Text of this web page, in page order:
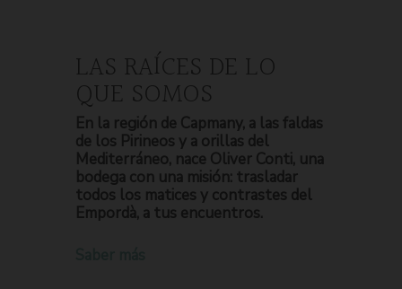
LAS RAÍCES DE LO
QUE SOMOS
En la región de Capmany, a las faldas
de los Pirineos y a orillas del
Mediterráneo, nace Oliver Conti, una
bodega con una misión: trasladar
todos los matices y contrastes del
Empordà, a tus encuentros.